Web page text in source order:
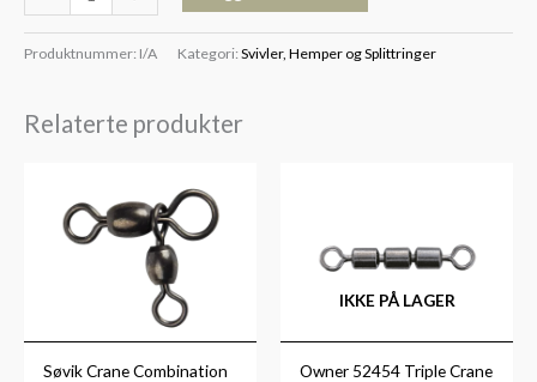
Produktnummer: I/A Kategori: Svivler, Hemper og Splittringer
Relaterte produkter
Søvik Crane Combination
til
kr89
IKKE PÅ LAGER
Owner 52454 Triple Crane